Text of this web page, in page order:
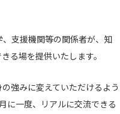
、支援機関等の関係者が、知
る場を提供いたします。
強みに変えていただけるよう
に一度、リアルに交流できる